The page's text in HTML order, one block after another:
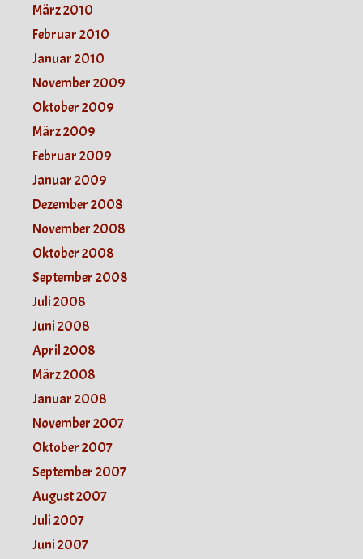
März 2010
Februar 2010
Januar 2010
November 2009
Oktober 2009
März 2009
Februar 2009
Januar 2009
Dezember 2008
November 2008
Oktober 2008
September 2008
Juli 2008
Juni 2008
April 2008
März 2008
Januar 2008
November 2007
Oktober 2007
September 2007
August 2007
Juli 2007
Juni 2007